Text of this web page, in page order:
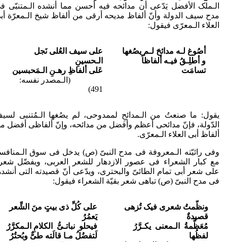
الـملک الأفضل یَدّعی أن مدائحه فیه أحسن مما أنشده الـمتنبّی
مدح سیف الدولة وأنّ ألفاظ مدیحه أرقی من ألفاظ شیخ الـمعرّة
العلاء الـمعرّی فیقول:
أصُوغ لـه مدائحَ لـم یصُغها
و أطلِـقُ فیـه ألفاظاً
تسامَت
علی سیف العُلی نَجل
الـحسینِ
عَلی ألفاظِ رهـنِ الـمَحبسین
(الـمصدر نفسه:
491)
یقول: ما صنعتُ من الـمدائحِ لممدوحی، لم یصُغها الـمُتنبی
الدّولة، فإنّ مدائحی أعظم وأفضل من مدائحه، وإنّ ألفاظی أفضل
ألفاظ أبی العلاء الـمعرّی.
وفی رائیّته الـمعروفة فی مدح النبیّ (ص) یدخل فی سوق
مع کبار الشعراء فی عصور الازدهار للشعر العربی، ویفضّل
علی شعر أبی تمام الطائیّ والبحتری، ویدّعی أنّ قصیدته التی
فی مدح النبیّ (ص) تباهی شعر بقیّة الشعراء فیقول:
ونظّمتُ شعری فیک تُزهى
قصیدةٌ
مُعَظَّمةُ الـمعنی یکـرَّرُ
لفظُها
علی کُلِّ ذی بیتٍ منَ الشِّعر
یَعمُرُ
فیحلو نباتـیُّ الکلامِ الـمکرَّرُ
لَتفضُلُ مـا قالَته طیٌّ وبُحتُرُ